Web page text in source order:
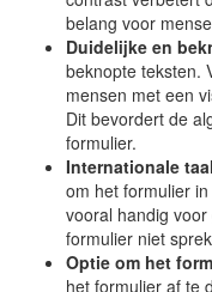
belang voor
Duidelijke en
beknopte teksten.
mensen met een
Dit bevordert de
formulier.
Internationale
om het formulier
vooral handig
formulier niet
Optie om het
het formulier af te